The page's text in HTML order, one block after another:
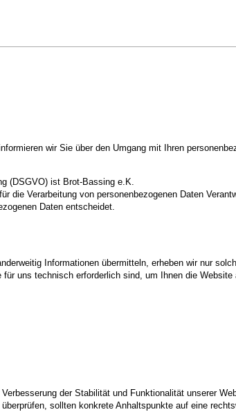
wir Sie über den Umgang mit Ihren
(DSGVO) ist Brot-Bassing e.K.
Verarbeitung von personenbezogenen Daten
Daten entscheidet.
Informationen übermitteln, erheben wir nur
uns technisch erforderlich sind, um Ihnen die Website
der Stabilität und Funktionalität unserer
sollten konkrete Anhaltspunkte auf eine